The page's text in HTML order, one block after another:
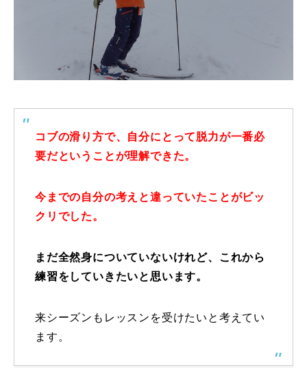
PV
講師から選ぶ
インストラクター募集
コブレッスン参加のお客様の声 Review
コブの滑り方で、自分にとって脱力が一番必
要だということが理解できた。
今までの自分の考えと違っていたことがビッ
クリでした。
まだ全然身についていないけれど、これから
練習をしていきたいと思います。
来シーズンもレッスンを受けたいと考えてい
ます。